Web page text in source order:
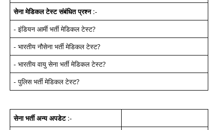
सेना मेडिकल टेस्ट संबंधित प्रश्न:-
- इंडियन आर्मी भर्ती मेडिकल टेस्ट?
- भारतीय नौसेना भर्ती मेडिकल टेस्ट?
- भारतीय वायु सेना भर्ती मेडिकल टेस्ट?
- पुलिस भर्ती मेडिकल टेस्ट?
सेना भर्ती अन्य अपडेट:-